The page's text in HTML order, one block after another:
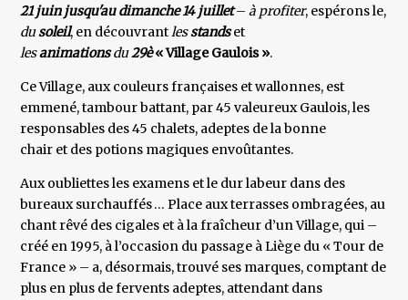
21 juin jusqu'au dimanche 14 juillet–à profiter, espérons le,
dusoleil, en découvrantlesstandset
lesanimationsdu29è« Village Gaulois ».
Ce Village, aux couleurs françaises et wallonnes, est
emmené, tambour battant, par 45 valeureux Gaulois, les
responsables des 45 chalets, adeptes de la bonne
chair et des potions magiques envoûtantes.
Aux oubliettes les examens et le dur labeur dans des
bureaux surchauffés … Place aux terrasses ombragées, au
chant rêvé des cigales et à la fraîcheur d’un Village, qui –
créé en 1995, à l’occasion du passage à Liège du « Tour de
France » – a, désormais, trouvé ses marques, comptant de
plus en plus de fervents adeptes, attendant dans